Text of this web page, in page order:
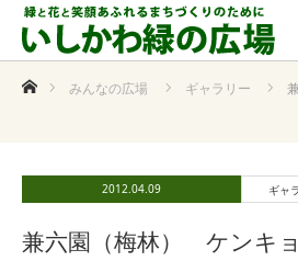
ホームみんなの広場 ギャラリー
2012.04.09 ギャ
兼六園（梅林） ケンキ